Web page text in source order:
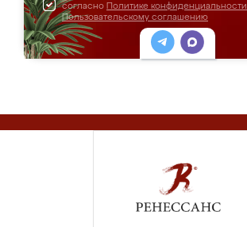
согласно Политике конфиденциальности
Пользовательскому соглашению